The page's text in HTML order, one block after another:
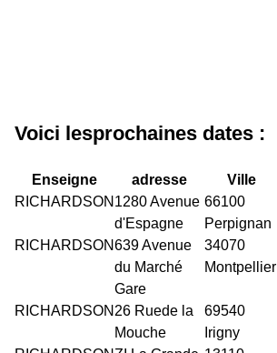
Voici lesprochaines dates :
Enseigne adresse Ville
RICHARDSON 1280 Avenue
d'Espagne
66100
Perpignan
RICHARDSON639 Avenue
du Marché
Gare
34070
Montpellier
RICHARDSON 26 Ruede la
Mouche
69540
Irigny